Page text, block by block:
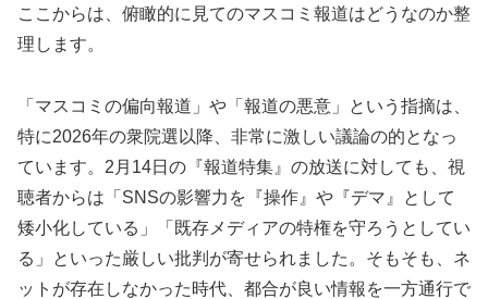
ここからは、俯瞰的に見てのマスコミ報道はどうなのか整
理します。
「マスコミの偏向報道」や「報道の悪意」という指摘は、
特に2026年の衆院選以降、非常に激しい議論の的となっ
ています。2月14日の『報道特集』の放送に対しても、視
聴者からは「SNSの影響力を『操作』や『デマ』として
矮小化している」「既存メディアの特権を守ろうとしてい
る」といった厳しい批判が寄せられました。そもそも、ネ
ットが存在しなかった時代、都合が良い情報を一方通行で